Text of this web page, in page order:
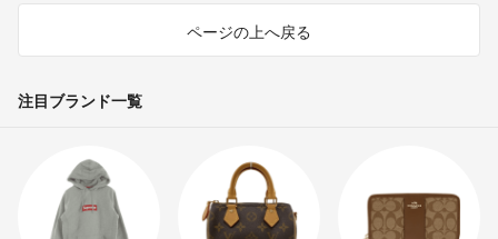
ページの上へ戻る
注目ブランド一覧